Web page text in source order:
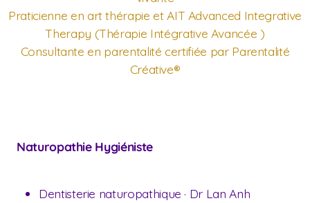
Praticienne en art thérapie et AIT Advanced Integrative
Therapy (Thérapie Intégrative Avancée )
Consultante en parentalité certifiée par Parentalité
Créative®
Naturopathie Hygiéniste
Dentisterie naturopathique · Dr Lan Anh